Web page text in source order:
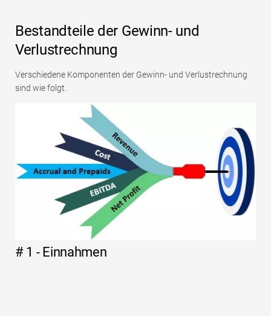
Bestandteile der Gewinn- und
Verlustrechnung
Verschiedene Komponenten der Gewinn- und Verlustrechnung
sind wie folgt.
# 1 - Einnahmen